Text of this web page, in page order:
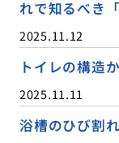
れで知るべき
2025.11.12
トイレの構造
2025.11.11
浴槽のひび割